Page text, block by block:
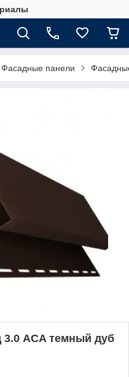
Фасадные панели
ACA темный дуб